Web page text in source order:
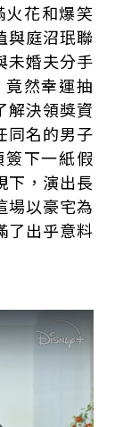
火花和爆笑
與庭沼珉聯
未婚夫分手
然幸運抽
解決領獎資
同名的男子
下一紙假
下，演出長
場以豪宅為
了出乎意料